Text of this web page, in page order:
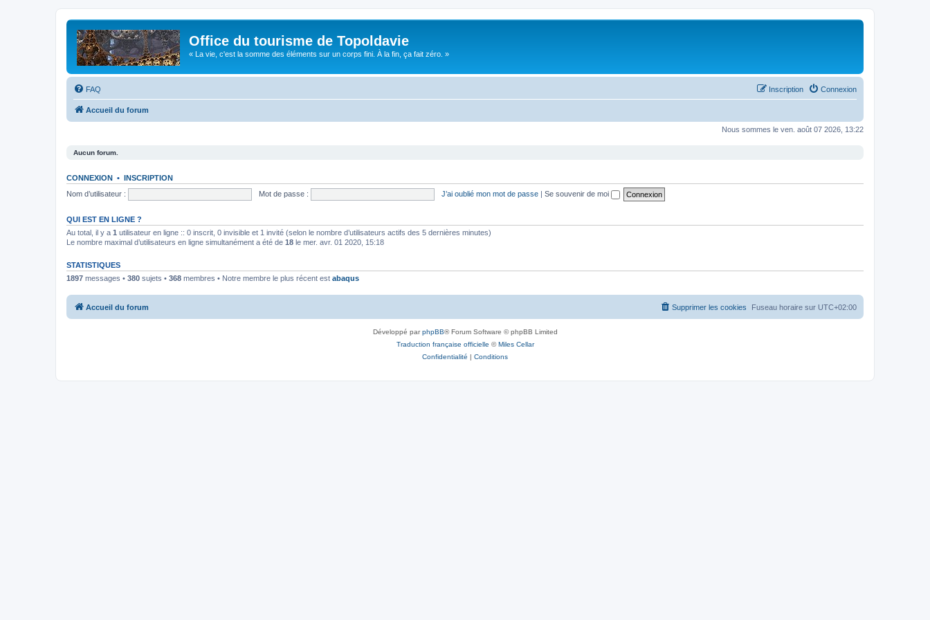
Office du tourisme de Topoldavie
« La vie, c'est la somme des éléments sur un corps fini. À la fin, ça fait zéro. »
FAQ Connexion
Inscription
Accueil du forum
Nous sommes le ven. août 07 2026, 13:22
Aucun forum.
CONNEXION • INSCRIPTION
Nom d’utilisateur :
Mot de passe : J’ai oublié mon mot de passe | Se souvenir de moi
QUI EST EN LIGNE ?
Au total, il y a 1 utilisateur en ligne :: 0 inscrit, 0 invisible et 1 invité (selon le nombre d’utilisateurs actifs des 5 dernières minutes)
Le nombre maximal d’utilisateurs en ligne simultanément a été de 18 le mer. avr. 01 2020, 15:18
STATISTIQUES
1897 messages • 380 sujets • 368 membres • Notre membre le plus récent est abaqus
Accueil du forum Fuseau horaire sur UTC+02:00
Supprimer les cookies
Développé parphpBB® Forum Software © phpBB Limited
Traduction française officielle ©Miles Cellar
Confidentialité | Conditions